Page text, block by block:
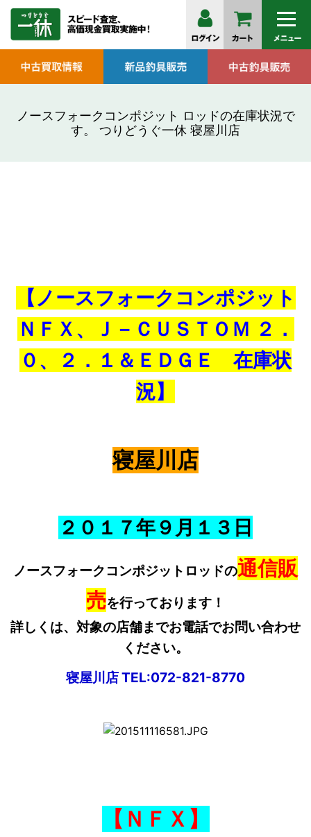
ノースフォークコンポジット ロッドの在庫状況で
す。 つりどうぐ一休 寝屋川店
【ノースフォークコンポジット
ＮＦＸ、Ｊ－ＣＵＳＴＯＭ ２．
０、２．１＆ＥＤＧＥ 在庫状
況】
寝屋川店
２０１７年９ 月１３ 日
ノースフォークコンポジットロッドの通信販
売を行っております！
詳しくは、対象の店舗までお電話でお問い合わせ
ください。
寝屋川店 TEL:072-821-8770
【ＮＦＸ】